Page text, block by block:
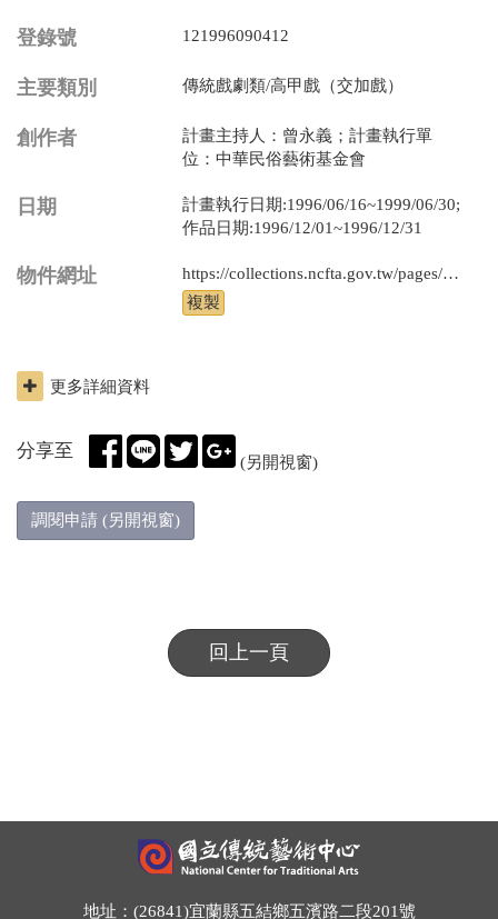
登錄號 121996090412
主要類別 傳統戲劇類/高甲戲（交加戲）
創作者
計畫主持人：曾永義；計畫執行單
位：中華民俗藝術基金會
日期
計畫執行日期:1996/06/16~1999/06/30;
作品日期:1996/12/01~1996/12/31
物件網址 https://collections.ncfta.gov.tw/pages/product/view.aspx?id=121996090412
更多詳細資料
分享至
(另開視窗)
調閱申請 (另開視窗)
回上一頁
地址：(26841)宜蘭縣五結鄉五濱路二段201號